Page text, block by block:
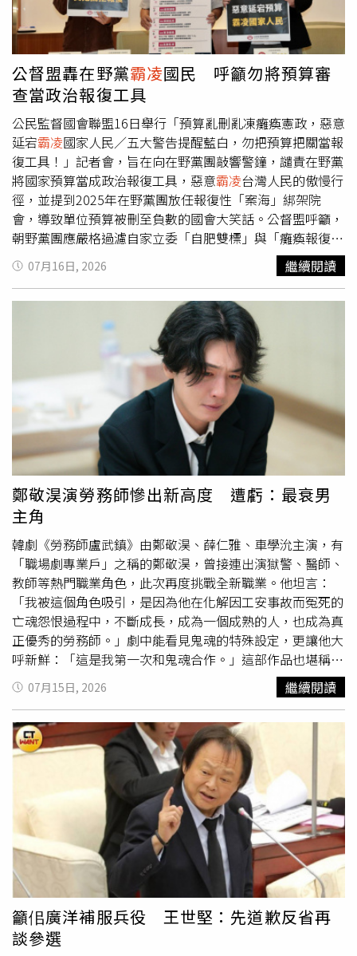
公督盟轟在野黨霸凌國民 呼籲勿將預算審
查當政治報復工具
公民監督國會聯盟16日舉行「預算亂刪亂凍癱瘓憲政，惡意
延宕霸凌國家人民／五大警告提醒藍白，勿把預算把關當報
復工具！」記者會，旨在向在野黨團敲響警鐘，譴責在野黨
將國家預算當成政治報復工具，惡意霸凌台灣人民的傲慢行
徑，並提到2025年在野黨團放任報復性「案海」綁架院
會，導致單位預算被刪至負數的國會大笑話。公督盟呼籲，
朝野黨團應嚴格過濾自家立委「自肥雙標」與「癱瘓報復」
的劣質提案，並加強與行政部門溝通、掌握第一線工作情，
不應容許2025年的預算
鬧劇再度重演。公督盟表示，
今年度中央政府總預算案從去年8月底送入立法院後，審查
至今已卡關超過320天，創下憲政史上最長延宕紀錄，若在
野黨團將預算延宕視為政治勒索的籌碼，當明年度總預算案
於8月底送達立法院後，勢必寫下史上首見「兩個年度總預
算同時審議」的憲政惡例。公督盟執行長張宏林強調，公督
盟支持嚴審預算，但在野黨不應用杯葛方式阻止國家預算推
進，張表示現今不只3兆的中央政府總預算被延宕，國營企
業相關約5兆的預算也還未通過，這不是國民黨立委翁曉玲
所稱的「國會有在認真審預算」。公督盟副執行長陳利益喊
話立法院長韓國瑜，應發揮國會龍頭的角色，將不合理的提
案擋下來，並與朝野作積極協商，勿讓行政人員出現擔心被
刪預算，導致行政效率低下的情形。
07月16日, 2026 繼續閱讀
鄭敬淏演勞務師慘出新高度 遭虧：最衰男
主角
韓劇《勞務師盧武鎮》由鄭敬淏、薛仁雅、車學沇主演，有
「職場劇專業戶」之稱的鄭敬淏，曾接連出演獄警、醫師、
教師等熱門職業角色，此次再度挑戰全新職業。他坦言：
「我被這個角色吸引，是因為他在化解因工安事故而冤死的
亡魂怨恨過程中，不斷成長，成為一個成熟的人，也成為真
正優秀的勞務師。」劇中能看見鬼魂的特殊設定，更讓他大
呼新鮮：「這是我第一次和鬼魂合作。」這部作品也堪稱
「史上最慘鄭敬淏」。從遭鋼樑砸中、被鬼魂追殺、遭綁
架，到被附身後被賞巴掌，每次見到「菩薩」前都一定發生
根本是韓劇界最衰男主角。」雖然包裹著奇幻喜劇外衣，
《勞務師盧武鎮》的故事卻全部取材自震驚韓國社會的真實
事件。劇中五大勞動案件，涵蓋工廠實習生遭機器夾死、新
進護理師遭職場
霸凌 、清潔工遭不合理解雇壓力、停車場工
人熱衰竭死亡，以及物流倉庫火災與黑心建商工安事故等社
會問題，將「為何同樣的悲劇不斷重演」作為核心命題，不
只描繪勞工遭遇，更深入探討留下來的家屬與同事如何面對
傷痛。《勞務師盧武鎮》將於7/16起，平日晚間七點，在龍
華影劇台MOD354全台首播。
07月15日, 2026 繼續閱讀
籲佀廣洋補服兵役 王世堅：先道歉反省再
談參選